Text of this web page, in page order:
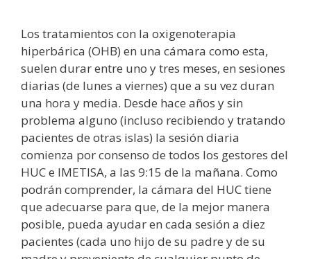
Los tratamientos con la oxigenoterapia
hiperbárica (OHB) en una cámara como esta,
suelen durar entre uno y tres meses, en sesiones
diarias (de lunes a viernes) que a su vez duran
una hora y media. Desde hace años y sin
problema alguno (incluso recibiendo y tratando
pacientes de otras islas) la sesión diaria
comienza por consenso de todos los gestores del
HUC e IMETISA, a las 9:15 de la mañana. Como
podrán comprender, la cámara del HUC tiene
que adecuarse para que, de la mejor manera
posible, pueda ayudar en cada sesión a diez
pacientes (cada uno hijo de su padre y de su